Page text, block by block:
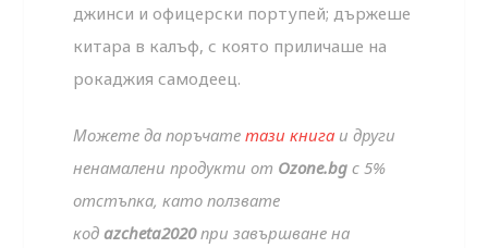
джинси и офицерски портупей; държеше
китара в калъф, с която приличаше на
рокаджия самодеец.
Можете да поръчатетази книга и други
ненамалени продукти от Ozone.bg с 5%
отстъпка, като ползвате
кодazcheta2020при завършване на